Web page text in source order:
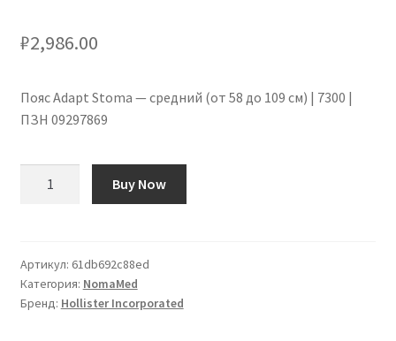
₽2,986.00
Пояс Adapt Stoma — средний (от 58 до 109 см) | 7300 |
ПЗН 09297869
Gürtel
-
mittel
Buy Now
Артикул: 61db692c88ed
Категория: NomaMed
Бренд: Hollister Incorporated